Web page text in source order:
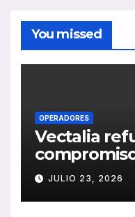
You missed
OPERADORES
Vectalia
publicación
de RSC 2025
JULIO 23, 2026